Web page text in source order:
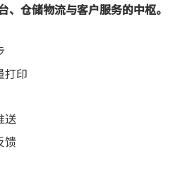
、仓储物流与客户服务的中枢。
打印
送
馈